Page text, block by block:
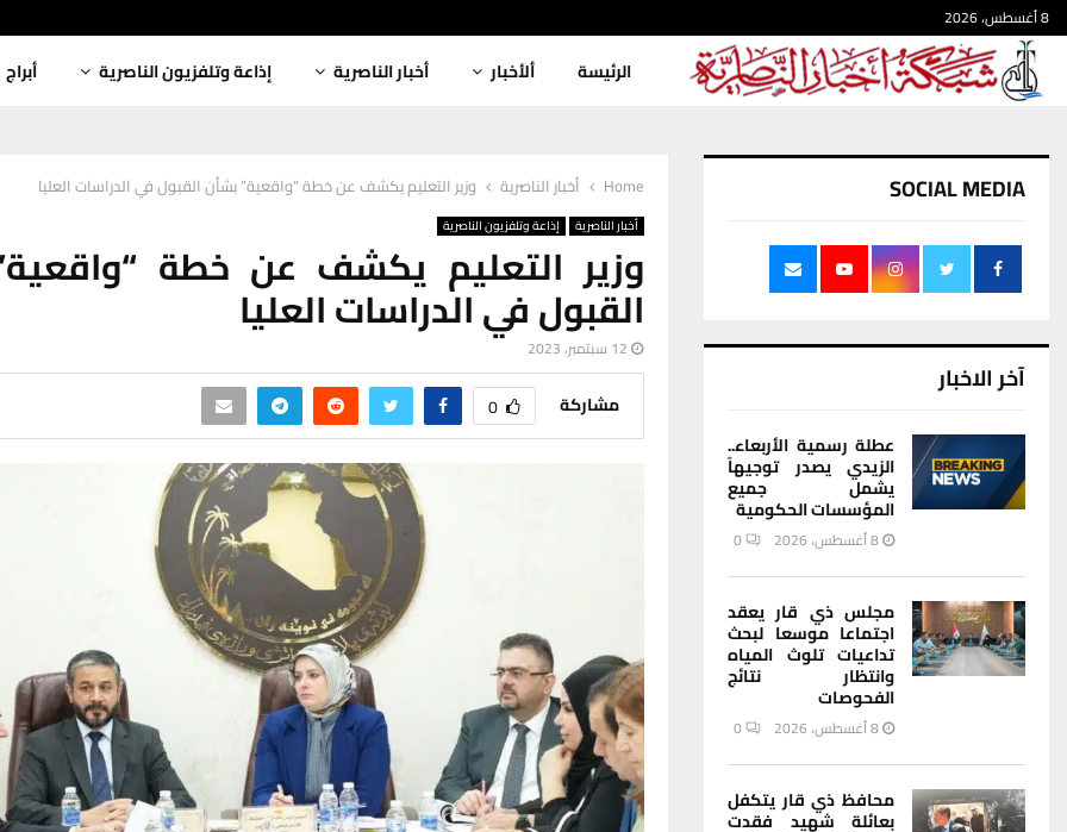
8 أغسطس، 2026
الرئيسة ألأخبار أخبار الناصرية إذاعة وتلفزيون الناصرية أبراج
Home أخبار الناصرية وزير التعليم يكشف عن خطة “واقعية” بشأن القبول في الدراسات العليا
أخبار الناصرية إذاعة وتلفزيون الناصرية
وزير التعليم يكشف عن خطة
القبول في الدراسات العليا
12 سبتمبر، 2023
مشاركة 0
SOCIAL MEDIA
آخر الاخبار
عطلة رسمية الأربعاء..
الزيدي يصدر توجيهاً
يشمل جميع
المؤسسات الحكومية
8 أغسطس، 2026 0
مجلس ذي قار يعقد
اجتماعا موسعا لبحث
تداعيات تلوث المياه
وانتظار نتائج
الفحوصات
8 أغسطس، 2026 0
محافظ ذي قار يتكفل
بعائلة شهيد فقدت